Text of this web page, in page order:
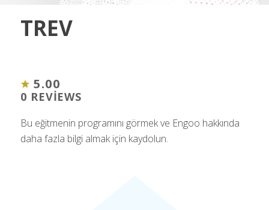
TREV
5.00
0 REVIEWS
Bu eğitmenin programını görmek ve Engoo hakkında
daha fazla bilgi almak için kaydolun.